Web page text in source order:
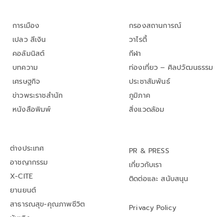
การเมือง
เปลว สีเงิน
คอลัมนิสต์
บทความ
เศรษฐกิจ
ข่าวพระราชสำนัก
หนังสือพิมพ์
กรองสถานการณ์
วาไรตี้
กีฬา
ท่องเที่ยว – ศิลปวัฒนธรรม
ประชาสัมพันธ์
ภูมิภาค
สิ่งแวดล้อม
ต่างประเทศ
อาชญากรรม
X-CITE
ยานยนต์
สาธารณสุข-คุณภาพชีวิต
PR & PRESS
เกี่ยวกับเรา
ติดต่อและ สนับสนุน
Privacy Policy